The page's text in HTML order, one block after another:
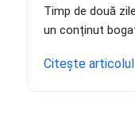
Timp de două
un conținut
Citește articolul